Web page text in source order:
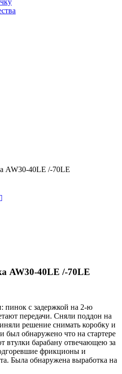
AW30-40LE /-70LE
AW30-40LE /-70LE
пинок с задержкой на 2-ю
передачи. Сняли поддон на
решение снимать коробку и
был обнаружено что на стартере
втулки барабану отвечающею за
фрикционы и
Была обнаружена выработка на